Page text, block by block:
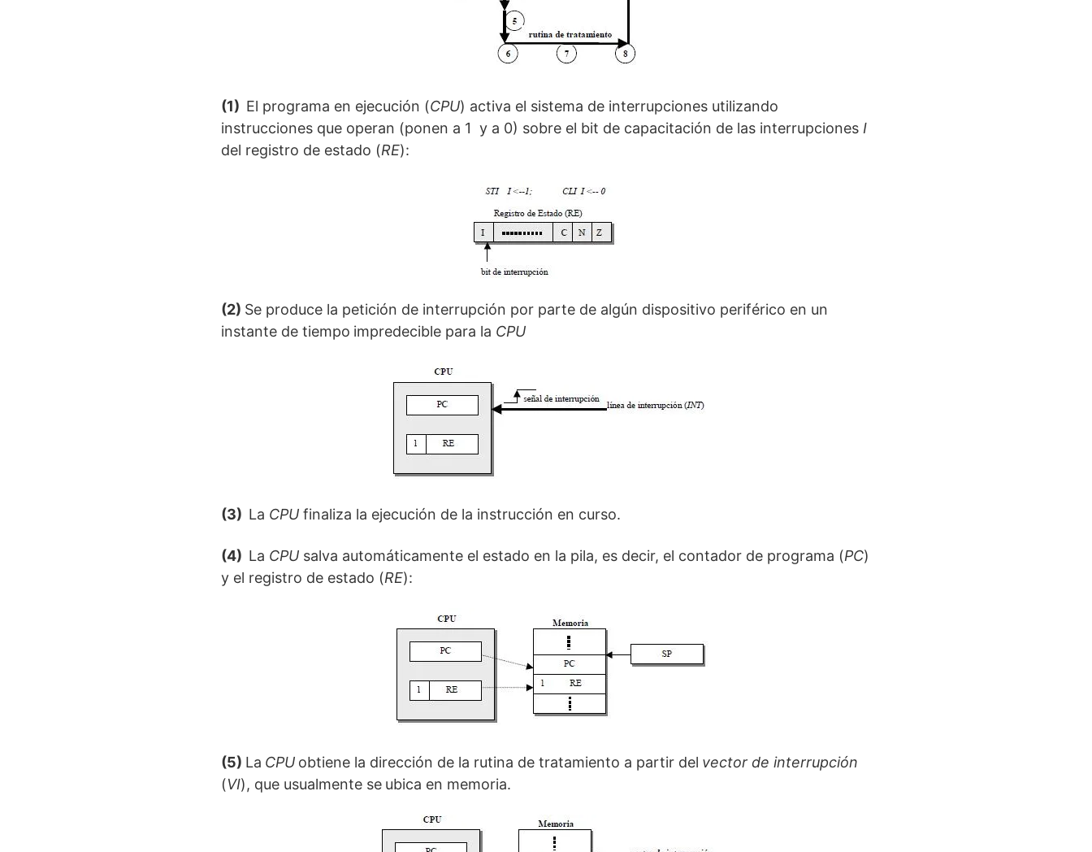
(1) El programa en ejecución (CPU) activa el sistema de interrupciones utilizando
instrucciones que operan (ponen a 1 y a 0) sobre el bit de capacitación de las interrupciones I
del registro de estado (RE):
(2) Se produce la petición de interrupción por parte de algún dispositivo periférico en un
instante de tiempo impredecible para la CPU
(3) La CPU finaliza la ejecución de la instrucción en curso.
(4) La CPU salva automáticamente el estado en la pila, es decir, el contador de programa (PC)
y el registro de estado (RE):
(5) La CPU obtiene la dirección de la rutina de tratamiento a partir del vector de interrupción
(VI), que usualmente se ubica en memoria.